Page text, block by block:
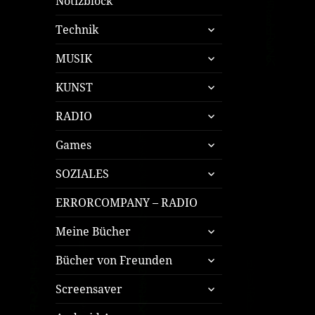
Technik
untermenü
öffnen
MUSIK
untermenü
öffnen
KUNST
untermenü
öffnen
RADIO
untermenü
öffnen
Games
untermenü
öffnen
SOZIALES
untermenü
öffnen
ERRORCOMPANY – RADIO
Meine Bücher
untermenü
öffnen
Bücher von Freunden
untermenü
öffnen
Screensaver
untermenü
öffnen